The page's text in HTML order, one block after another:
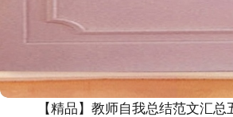
【精品】教师自我总结范文汇总